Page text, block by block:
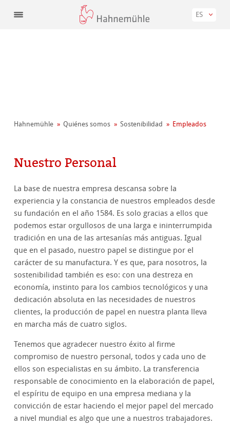
ES
Hahnemühle Quiénes somos Sostenibilidad Empleados
Nuestro Personal
La base de nuestra empresa descansa sobre la
experiencia y la constancia de nuestros empleados desde
su fundación en el año 1584. Es solo gracias a ellos que
podemos estar orgullosos de una larga e ininterrumpida
tradición en una de las artesanías más antiguas. Igual
que en el pasado, nuestro papel se distingue por el
carácter de su manufactura. Y es que, para nosotros, la
sostenibilidad también es eso: con una destreza en
economía, instinto para los cambios tecnológicos y una
dedicación absoluta en las necesidades de nuestros
clientes, la producción de papel en nuestra planta lleva
en marcha más de cuatro siglos.
Tenemos que agradecer nuestro éxito al firme
compromiso de nuestro personal, todos y cada uno de
ellos son especialistas en su ámbito. La transferencia
responsable de conocimiento en la elaboración de papel,
el espíritu de equipo en una empresa mediana y la
convicción de estar haciendo el mejor papel del mercado
a nivel mundial es algo que une a nuestros trabajadores.